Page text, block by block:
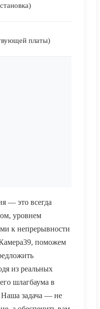
)
платы)
— это всегда
уровнем
к непрерывности
поможем
из реальных
шлагбаума в
Наша задача — не